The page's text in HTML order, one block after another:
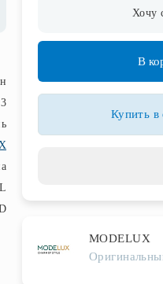
3
Хочу
В
Купить в
MODELUX